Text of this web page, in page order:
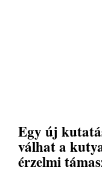
Egy új
válhat a
érzelmi